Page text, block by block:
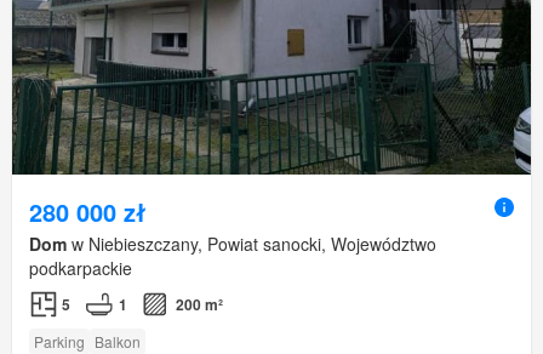
280 000 zł
Dom w Niebieszczany, Powiat sanocki, Województwo
podkarpackie
5 1 200 m²
Parking Balkon